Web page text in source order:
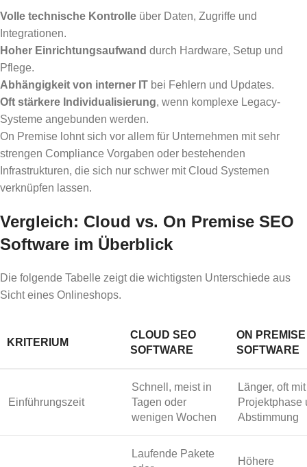
Volle technische Kontrolle über Daten, Zugriffe und
Integrationen.
Hoher Einrichtungsaufwand durch Hardware, Setup und
Pflege.
Abhängigkeit von interner IT bei Fehlern und Updates.
Oft stärkere Individualisierung, wenn komplexe Legacy-
Systeme angebunden werden.
On Premise lohnt sich vor allem für Unternehmen mit sehr
strengen Compliance Vorgaben oder bestehenden
Infrastrukturen, die sich nur schwer mit Cloud Systemen
verknüpfen lassen.
Vergleich: Cloud vs. On Premise SEO
Software im Überblick
Die folgende Tabelle zeigt die wichtigsten Unterschiede aus
Sicht eines Onlineshops.
KRITERIUM
CLOUD SEO
SOFTWARE
ON
SOFTWARE
Einführungszeit
Schnell, meist in
Tagen oder
wenigen Wochen
Länger, oft mit
Projektphase
Abstimmung
Laufende Pakete
Höhere